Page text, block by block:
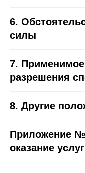
6.
силы
7.
разрешения
8. Другие
Приложение
оказание услуг